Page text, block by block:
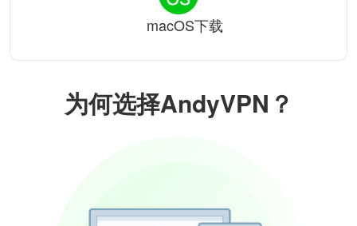
为何选择AndyVPN？
macOS下载